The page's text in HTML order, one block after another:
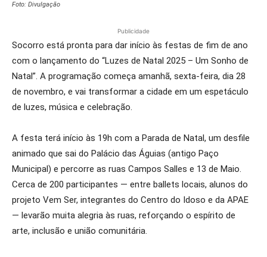
Foto: Divulgação
Publicidade
Socorro está pronta para dar início às festas de fim de ano
com o lançamento do “Luzes de Natal 2025 – Um Sonho de
Natal”. A programação começa amanhã, sexta-feira, dia 28
de novembro, e vai transformar a cidade em um espetáculo
de luzes, música e celebração.
A festa terá início às 19h com a Parada de Natal, um desfile
animado que sai do Palácio das Águias (antigo Paço
Municipal) e percorre as ruas Campos Salles e 13 de Maio.
Cerca de 200 participantes — entre ballets locais, alunos do
projeto Vem Ser, integrantes do Centro do Idoso e da APAE
— levarão muita alegria às ruas, reforçando o espírito de
arte, inclusão e união comunitária.